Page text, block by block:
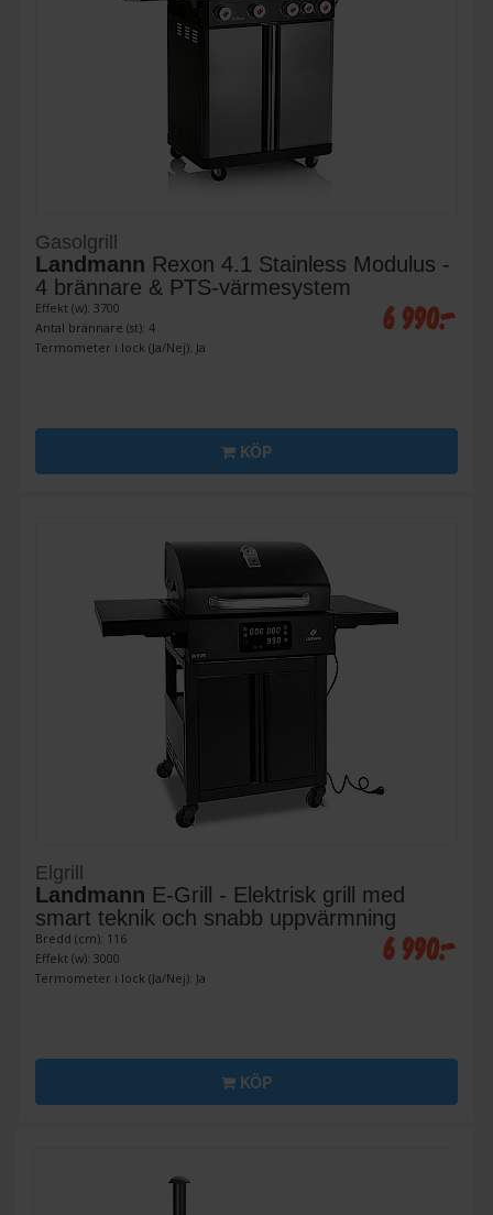
Gasolgrill
Landmann Rexon 4.1 Stainless Modulus -
4 brännare & PTS‑värmesystem
Effekt (w): 3700
Antal brännare (st): 4
Termometer i lock (Ja/Nej): Ja
6 990:-
KÖP
Elgrill
Landmann E-Grill - Elektrisk grill med
smart teknik och snabb uppvärmning
Bredd (cm): 116
Effekt (w): 3000
Termometer i lock (Ja/Nej): Ja
6 990:-
KÖP